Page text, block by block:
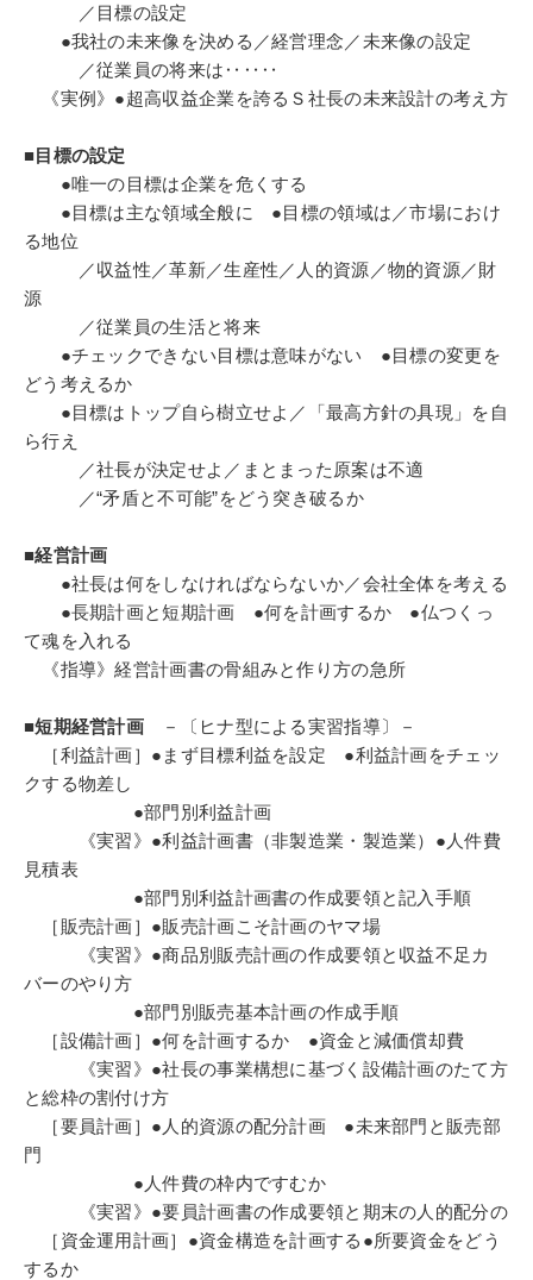
／目標の設定
●我社の未来像を決める／経営理念／未来像の設定
／従業員の将来は‥‥‥
《実例》●超高収益企業を誇るＳ社長の未来設計の考え方
■目標の設定
●唯一の目標は企業を危くする
●目標は主な領域全般に ●目標の領域は／市場におけ
る地位
／収益性／革新／生産性／人的資源／物的資源／財
源
／従業員の生活と将来
●チェックできない目標は意味がない ●目標の変更を
どう考えるか
●目標はトップ自ら樹立せよ／「最高方針の具現」を自
ら行え
／社長が決定せよ／まとまった原案は不適
／“矛盾と不可能”をどう突き破るか
■経営計画
●社長は何をしなければならないか／会社全体を考える
●長期計画と短期計画 ●何を計画するか ●仏つくっ
て魂を入れる
《指導》経営計画書の骨組みと作り方の急所
■短期経営計画 －〔ヒナ型による実習指導〕－
［利益計画］●まず目標利益を設定 ●利益計画をチェッ
クする物差し
●部門別利益計画
《実習》●利益計画書（非製造業・製造業）●人件費
見積表
●部門別利益計画書の作成要領と記入手順
［販売計画］●販売計画こそ計画のヤマ場
《実習》●商品別販売計画の作成要領と収益不足カ
バーのやり方
●部門別販売基本計画の作成手順
［設備計画］●何を計画するか ●資金と減価償却費
《実習》●社長の事業構想に基づく設備計画のたて方
と総枠の割付け方
［要員計画］●人的資源の配分計画 ●未来部門と販売部
門
●人件費の枠内ですむか
《実習》●要員計画書の作成要領と期末の人的配分の
［資金運用計画］●資金構造を計画する●所要資金をどう
するか